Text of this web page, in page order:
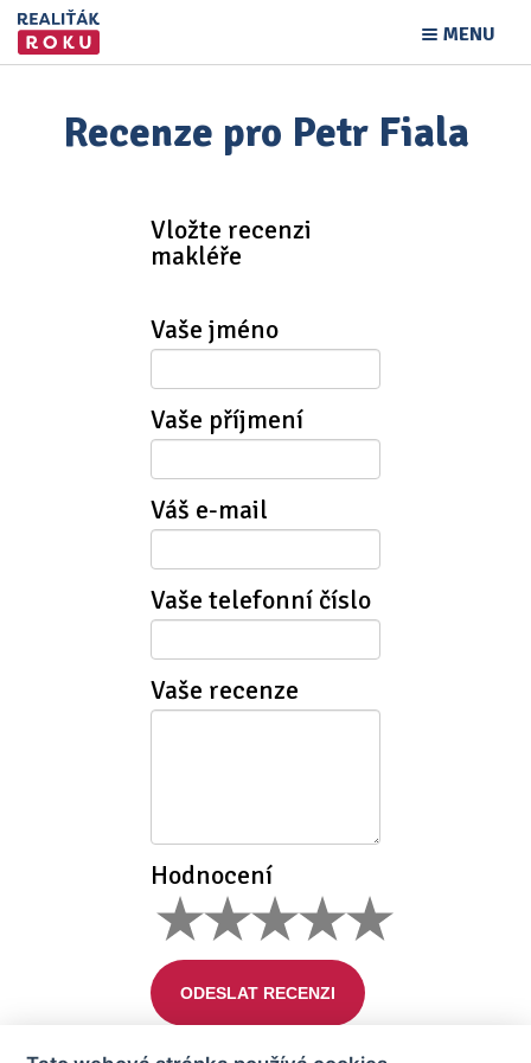
MENU
Recenze pro Petr Fiala
Vložte recenzi
makléře
Vaše jméno
Vaše příjmení
Váš e-mail
Vaše telefonní číslo
Vaše recenze
Hodnocení
ODESLAT RECENZI